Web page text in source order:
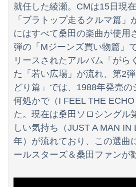
新しい税を考えて日本を良くするス
就任した綾瀬。CMは15日現
「ブラトップ走るクルマ篇」
にはすべて桑田の楽曲が使用
弾の「Mジーンズ買い物篇」
リースされたアルバム「がら
た「若い広場」が流れ、第2
どり篇」では、1988年発売
何処かで（I FEEL THE
た。現在は桑田ソロシングル
しい気持ち（JUST A MAN IN
年）が流れており、この選曲
ールスターズ＆桑田ファンが